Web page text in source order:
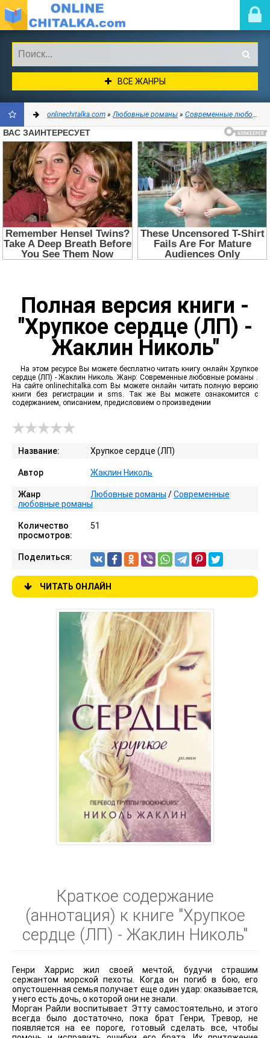
ВСЕ ЖАНРЫ
ДОБАВИТЬ
В
ЗАКЛАДКИ
onlinechitalka.com »Любовные романы » Современные любовные романы
Полная версия книги -
"Хрупкое сердце (ЛП) -
Жаклин Николь"
На этом ресурсе Вы можете бесплатно читать книгу онлайн Хрупкое
сердце (ЛП) - Жаклин Николь. Жанр: Современные любовные романы .
На сайте onlinechitalka.com Вы можете онлайн читать полную версию
книги без регистрации и sms. Так же Вы можете ознакомится с
содержанием, описанием, предисловием о произведении
Название: Хрупкое сердце (ЛП)
Автор Жаклин Николь
Жанр Любовные романы /Современные
любовные романы
Количество
просмотров:
51
Поделиться:
ЧИТАТЬ ОНЛАЙН
Краткое содержание
(аннотация) к книге "Хрупкое
сердце (ЛП) - Жаклин Николь"
Генри Харрис жил своей мечтой, будучи страшим
сержантом морской пехоты. Когда он погиб в бою, его
опустошенная семья получает еще один удар: оказывается,
у него есть дочь, о которой они не знали.
Морган Райли воспитывает Этту самостоятельно, и этого
всегда было достаточно, пока брат Генри, Тревор, не
появляется на ее пороге, готовый сделать все, чтобы